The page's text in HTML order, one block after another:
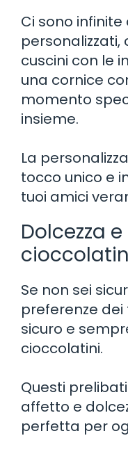
Ci sono
personalizzati,
cuscini con le
una cornice
momento
insieme.
La
tocco unico e
tuoi amici
Dolcezza
Se non sei
preferenze
sicuro e
cioccolatini.
Questi
affetto e
perfetta per